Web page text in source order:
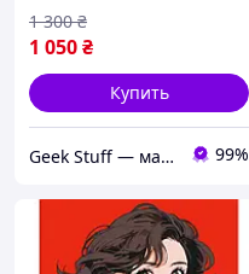
1 050₴
1 300 ₴
Купить
Geek Stuff — магазин аниме, гиков, Kpop товаров. Сувениры с вашим принтом и полиграфия 99%